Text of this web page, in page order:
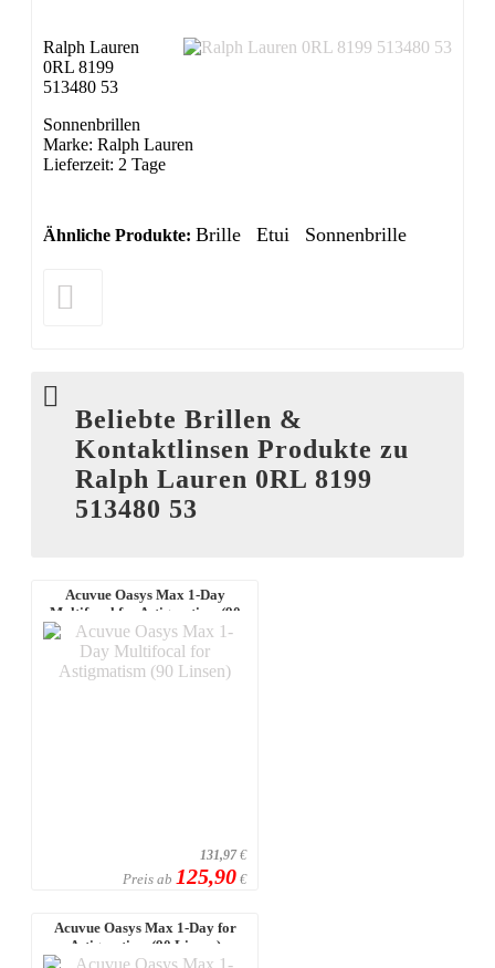
Ralph Lauren
0RL 8199
513480 53
Sonnenbrillen
Marke: Ralph Lauren
Lieferzeit: 2 Tage
Ähnliche Produkte: Brille Etui Sonnenbrille
Beliebte Brillen &
Kontaktlinsen Produkte zu
Ralph Lauren 0RL 8199
513480 53
Acuvue Oasys Max 1-Day
Multifocal for Astigmatism (90
Linsen)
131,97€
Preis ab 125,90 €
Acuvue Oasys Max 1-Day for
Astigmatism (90 Linsen)